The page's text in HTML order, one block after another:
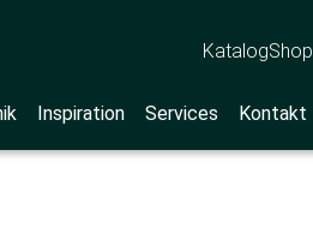
KatalogShop
Inspiration Services Kontakt